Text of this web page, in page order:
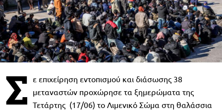
Σ ε επιχείρηση εντοπισμού και διάσωσης 38
μεταναστών προχώρησε τα ξημερώματα της
Τετάρτης (17/06) το Λιμενικό Σώμα στη θαλάσσια